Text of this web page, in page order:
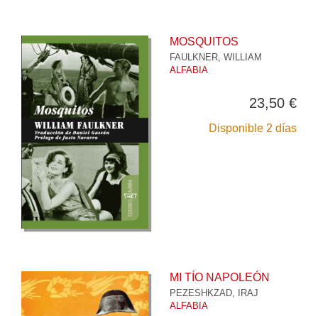
MOSQUITOS
FAULKNER, WILLIAM
ALFABIA
23,50 €
Disponible 2 días
MI TÍO NAPOLEÓN
PEZESHKZAD, IRAJ
ALFABIA